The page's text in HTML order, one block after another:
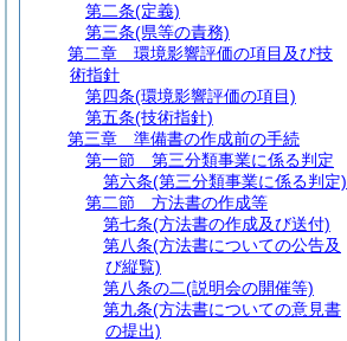
第二条(定義)
第三条(県等の責務)
第二章
環境影響評価の項目及び技
術指針
第四条(環境影響評価の項目)
第五条(技術指針)
第三章
準備書の作成前の手続
第一節
第三分類事業に係る判定
第六条(第三分類事業に係る判定)
第二節
方法書の作成等
第七条(方法書の作成及び送付)
第八条(方法書についての公告及
び縦覧)
第八条の二(説明会の開催等)
第九条(方法書についての意見書
の提出)